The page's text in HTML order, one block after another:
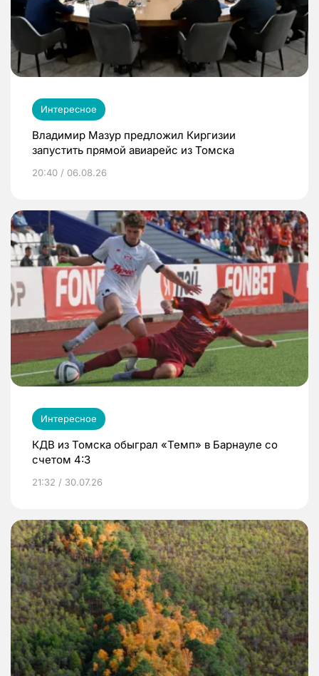
Интересное
Владимир Мазур предложил Киргизии
запустить прямой авиарейс из Томска
20:40 / 06.08.26
Интересное
КДВ из Томска обыграл «Темп» в Барнауле со
счетом 4:3
21:32 / 30.07.26